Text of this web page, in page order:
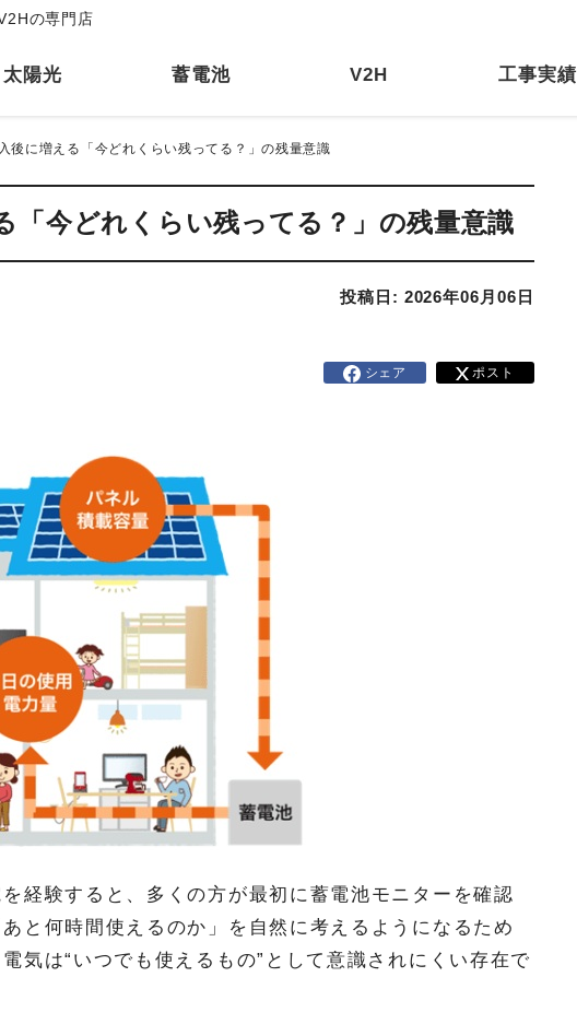
の専門店
太陽光 蓄電池 V2H 工事実績
後に増える「今どれくらい残ってる？」の残量意識
「今どれくらい残ってる？」の残量意識
投稿日: 2026年06月06日
シェア ポスト
経験すると、多くの方が最初に蓄電池モニターを確認
と何時間使えるのか」を自然に考えるようになるため
気は“いつでも使えるもの”として意識されにくい存在で